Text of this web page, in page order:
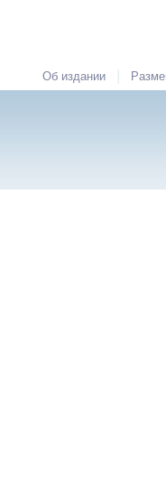
Об издании |